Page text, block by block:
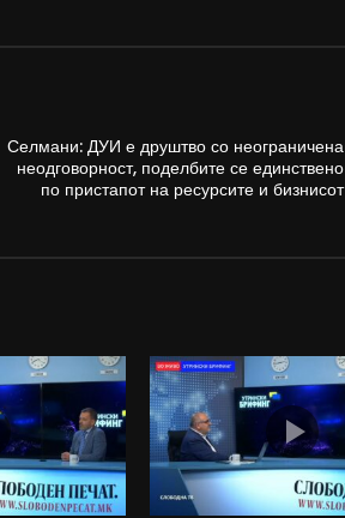
Селмани: ДУИ е друштво со неограничена
неодговорност, поделбите се единствено
по пристапот на ресурсите и бизнисот